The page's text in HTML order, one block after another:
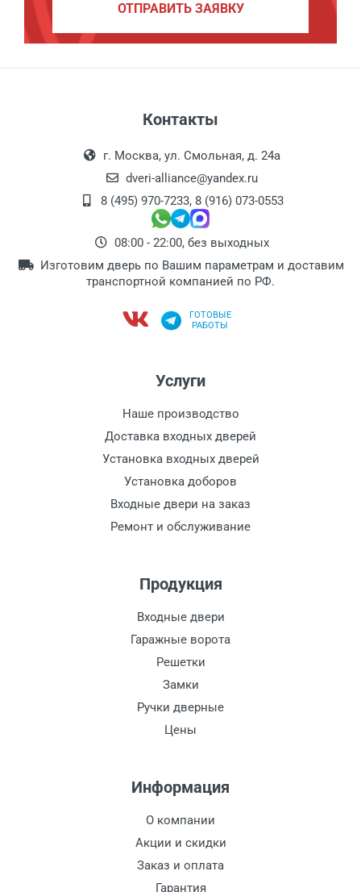
ОТПРАВИТЬ ЗАЯВКУ
Контакты
г. Москва, ул. Смольная, д. 24а
dveri-alliance@yandex.ru
8 (495) 970-7233, 8 (916) 073-0553
08:00 - 22:00, без выходных
Изготовим дверь по Вашим параметрам и доставим
транспортной компанией по РФ.
ГОТОВЫЕ
РАБОТЫ
Услуги
Наше производство
Доставка входных дверей
Установка входных дверей
Установка доборов
Входные двери на заказ
Ремонт и обслуживание
Продукция
Входные двери
Гаражные ворота
Решетки
Замки
Ручки дверные
Цены
Информация
О компании
Акции и скидки
Заказ и оплата
Гарантия